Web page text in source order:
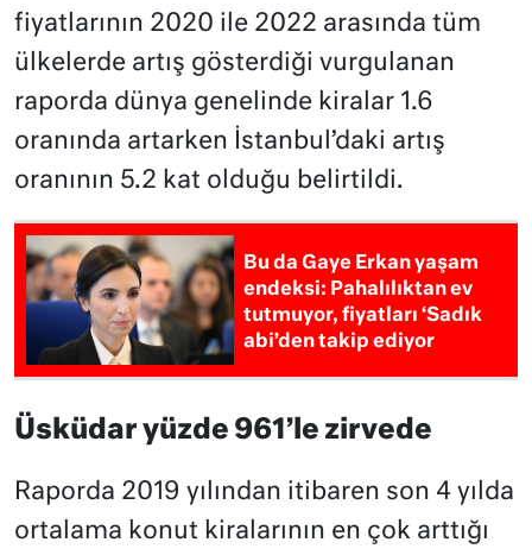
fiyatlarının 2020 ile 2022 arasında tüm
ülkelerde artış gösterdiği vurgulanan
raporda dünya genelinde kiralar 1.6
oranında artarken İstanbul’daki artış
oranının 5.2 kat olduğu belirtildi.
Bu da Gaye Erkan yaşam
endeksi: Pahalılıktan ev
tutmuyor, fiyatları ‘Sadık
abi’den takip ediyor
Üsküdar yüzde 961’le zirvede
Raporda 2019 yılından itibaren son 4 yılda
ortalama konut kiralarının en çok arttığı